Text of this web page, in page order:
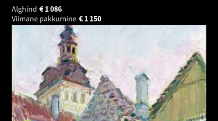
Alghind
1 086
€
Viimane pakkumine
1 150
€